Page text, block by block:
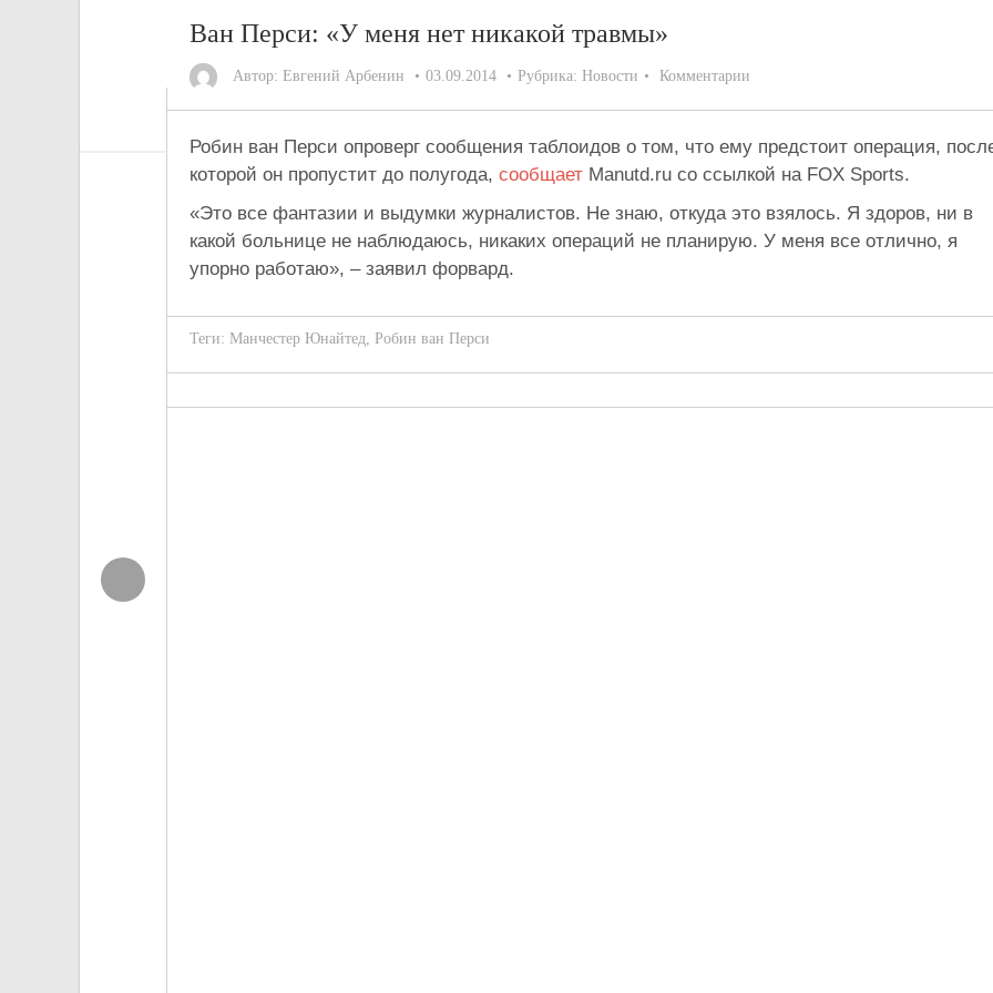
Ван Перси: «У меня нет никакой травмы»
Автор: Евгений Арбенин 03.09.2014 Рубрика: Новости Комментарии
Робин ван Перси опроверг сообщения таблоидов о том, что ему предстоит операция,
которой он пропустит до полугода, сообщает Manutd.ru со ссылкой на FOX Sports.
«Это все фантазии и выдумки журналистов. Не знаю, откуда это взялось. Я здоров, ни в
какой больнице не наблюдаюсь, никаких операций не планирую. У меня все отлично, я
упорно работаю», – заявил форвард.
Теги: Манчестер Юнайтед, Робин ван Перси